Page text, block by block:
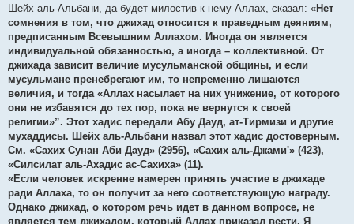
Шейх аль-Альбани, да будет милостив к нему Аллах, сказал: «Нет
сомнения в том, что джихад относится к праведным деяниям,
предписанным Всевышним Аллахом. Иногда он является
индивидуальной обязанностью, а иногда – коллективной. От
джихада зависит величие мусульманской общины, и если
мусульмане пренебрегают им, то непременно лишаются
величия, и тогда «Аллах насылает на них унижение, от которого
они не избавятся до тех пор, пока не вернутся к своей
религии»”. Этот хадис передали Абу Дауд, ат-Тирмизи и другие
мухаддисы. Шейх аль-Альбани назвал этот хадис достоверным.
См. «Сахих Сунан Аби Дауд» (2956), «Сахих аль-Джами'» (423),
«Силсилат аль-Ахадис ас-Сахиха» (11).
«Если человек искренне намерен принять участие в джихаде
ради Аллаха, то он получит за него соответствующую награду.
Однако джихад, о котором речь идет в данном вопросе, не
является тем джихадом, который Аллах приказал вести. Я